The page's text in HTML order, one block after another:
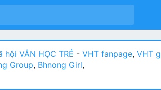
hội VĂN HỌC TRẺ - VHT fanpage, VHT
Group, Bhnong Girl,